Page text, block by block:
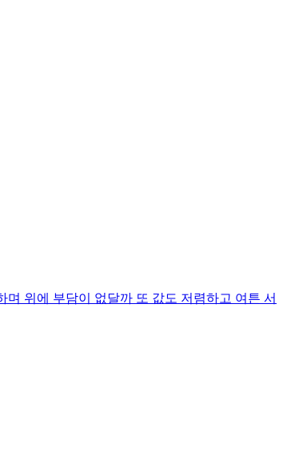
위에 부담이 없달까 또 값도 저렴하고 여튼 서